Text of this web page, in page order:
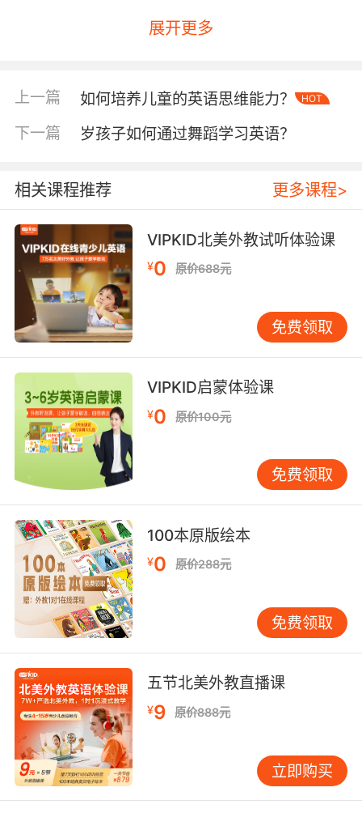
从神经科学角度看，烹饪涉及嗅觉、触觉等多感
语言中枢与运动中枢协同工作，形成深度神经联
结。这种多模态学习方式有效规避了单一语言输
入的枯燥性，契合儿童认知发展规律。
英语厨艺课程本质上是STEM教育的延伸场景。
在制作披萨环节，儿童需用英语测量面粉克数
（We need 200 grams of flour），计算烤箱温
度（Set the oven to 200 degrees），这潜移默
化地培养了数学思维。某国际学校追踪数据显
示，参与烹饪课程的学生空间想象力测试得分平
均提高18%，因其需在摆盘时考虑色彩搭配与结
构平衡。VIPKID课程中，外教常引导孩子观察
“Why does the egg white turn white when
whipped?”（蛋白搅打后为何变白？），将物理
变化原理融入语言互动。
问题解决能力的培养更具长远价值。当食材比例
出错或烤箱故障时，儿童需用英语寻求解决方
案。这种真实情境下的应变训练，比课本案例更
烹饪课程的儿童在标准化创造力测试中的表现优
于同龄人12.5%，因其经历从配方执行到自由创
作的完整创新链条。
文化理解构建全球视野
每道食谱都是文化的微观载体。制作英式司康
时，外教讲解下午茶文化；学习墨西哥卷饼时，
帮助儿童建立“语言-文化”双向认知。加州大学研
究指出，接触过多国料理文化的儿童，对异域文
化的接受度提高37%，表现为更愿意尝试新事
物。VIPKID课程库涵盖20余国特色美食，配套
文故事讲解食材溯源，如通过“Chocolate
Journey”主题课程，让孩子了解可可豆从南美种
展开更多
上一篇 如何培养儿童的英语思维能力？ HOT
下一篇 岁孩子如何通过舞蹈学习英语？
相关课程推荐 更多课程>
VIPKID北美外教试听体验课
¥0 原价688元
免费领取
VIPKID启蒙体验课
¥0 原价100元
免费领取
100本原版绘本
¥0 原价288元
免费领取
五节北美外教直播课
¥9 原价888元
立即购买